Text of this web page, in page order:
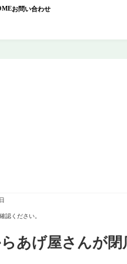
お問い合わせ
認ください。
らあげ屋さんが閉